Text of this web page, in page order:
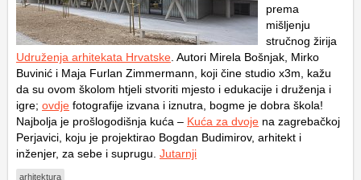
prema
mišljenju
stručnog žirija
Udruženja arhitekata Hrvatske . Autori Mirela Bošnjak, Mirko
Buvinić i Maja Furlan Zimmermann, koji čine studio x3m, kažu
da su ovom školom htjeli stvoriti mjesto i edukacije i druženja i
igre; ovdje fotografije izvana i iznutra, bogme je dobra škola!
Najbolja je prošlogodišnja kuća – Kuća za dvoje na zagrebačkoj
Perjavici, koju je projektirao Bogdan Budimirov, arhitekt i
inženjer, za sebe i suprugu. Jutarnji
arhitektura